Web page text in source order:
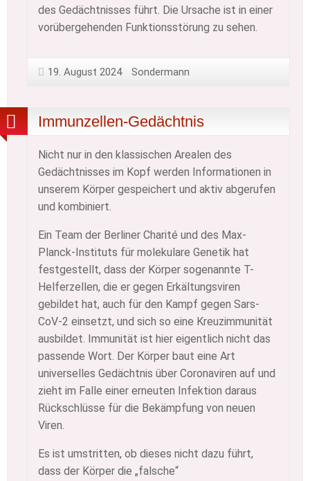
des Gedächtnisses führt. Die Ursache ist in einer
vorübergehenden Funktionsstörung zu sehen.
19. August 2024 Sondermann
Immunzellen-Gedächtnis
Nicht nur in den klassischen Arealen des
Gedächtnisses im Kopf werden Informationen in
unserem Körper gespeichert und aktiv abgerufen
und kombiniert.
Ein Team der Berliner Charité und des Max-
Planck-Instituts für molekulare Genetik hat
festgestellt, dass der Körper sogenannte T-
Helferzellen, die er gegen Erkältungsviren
gebildet hat, auch für den Kampf gegen Sars-
CoV-2 einsetzt, und sich so eine Kreuzimmunität
ausbildet. Immunität ist hier eigentlich nicht das
passende Wort. Der Körper baut eine Art
universelles Gedächtnis über Coronaviren auf und
zieht im Falle einer erneuten Infektion daraus
Rückschlüsse für die Bekämpfung von neuen
Viren.
Es ist umstritten, ob dieses nicht dazu führt,
dass der Körper die „falsche“